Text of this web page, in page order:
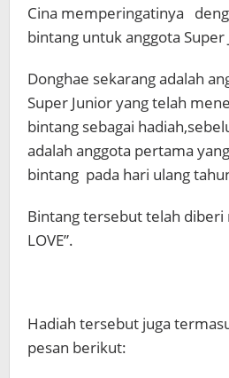
Cina memperingatinya
bintang untuk anggota Super
Donghae sekarang adalah
Super Junior yang telah
bintang sebagai
adalah anggota pertama
bintang pada hari ulang
Bintang tersebut telah diberi
LOVE”.
Hadiah tersebut juga
pesan berikut: